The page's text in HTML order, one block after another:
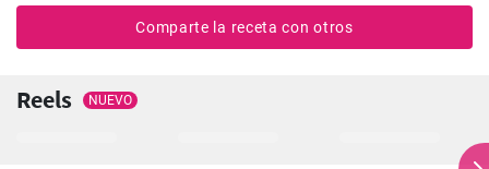
Comparte la receta con otros
Reels NUEVO